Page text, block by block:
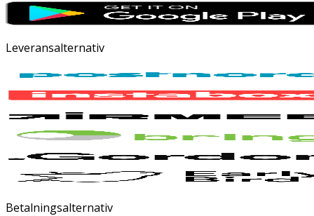
Leveransalternativ
Betalningsalternativ